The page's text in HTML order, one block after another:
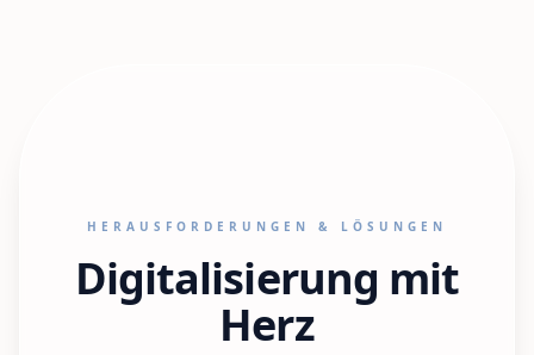
HERAUSFORDERUNGEN & LÖSUNGEN
Digitalisierung mit
Herz